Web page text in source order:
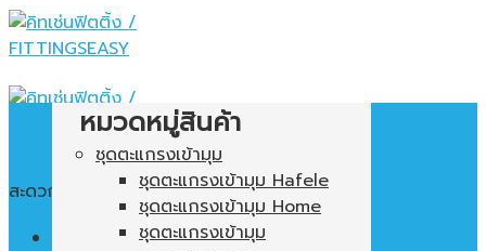
สะดวก ใช้งานง่าย พื้นที่ในตู้ไม่เปล่าประโยชน์
หมวดหมู่สินค้า
ชุดตะแกรงเข้ามุม
ชุดตะแกรงเข้ามุม Hafele
ชุดตะแกรงเข้ามุม Home
ชุดตะแกรงเข้ามุม